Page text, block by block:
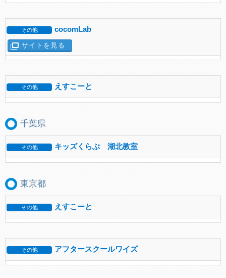
その他 cocomLab
サイトを見る
その他 えすこーと
千葉県
その他 キッズくらぶ 湖北教室
東京都
その他 えすこーと
その他 アフタースクールワイズ